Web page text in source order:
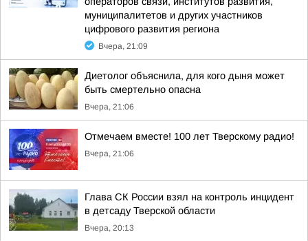
муниципалитетов и других участников
цифрового развития региона
Вчера, 21:09
Диетолог объяснила, для кого дыня может
быть смертельно опасна
Вчера, 21:06
Отмечаем вместе! 100 лет Тверскому радио!
Вчера, 21:06
Глава СК России взял на контроль инцидент
в детсаду Тверской области
Вчера, 20:13